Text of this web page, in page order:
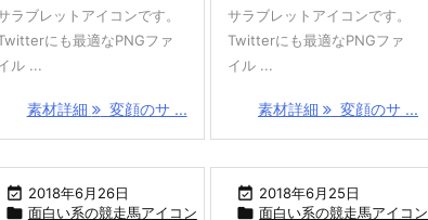
ラブレットアイコンです。
にも最適なPNGファ
ル ...
素材詳細 変顔のサ ...
サラブレットアイコンです。
Twitterにも最適なPNGファ
イル ...
素材詳細 変顔のサ ...
 2018年6月26日
 面白い系の競走馬アイコン
 2018年6月25日
 面白い系の競走馬アイコン